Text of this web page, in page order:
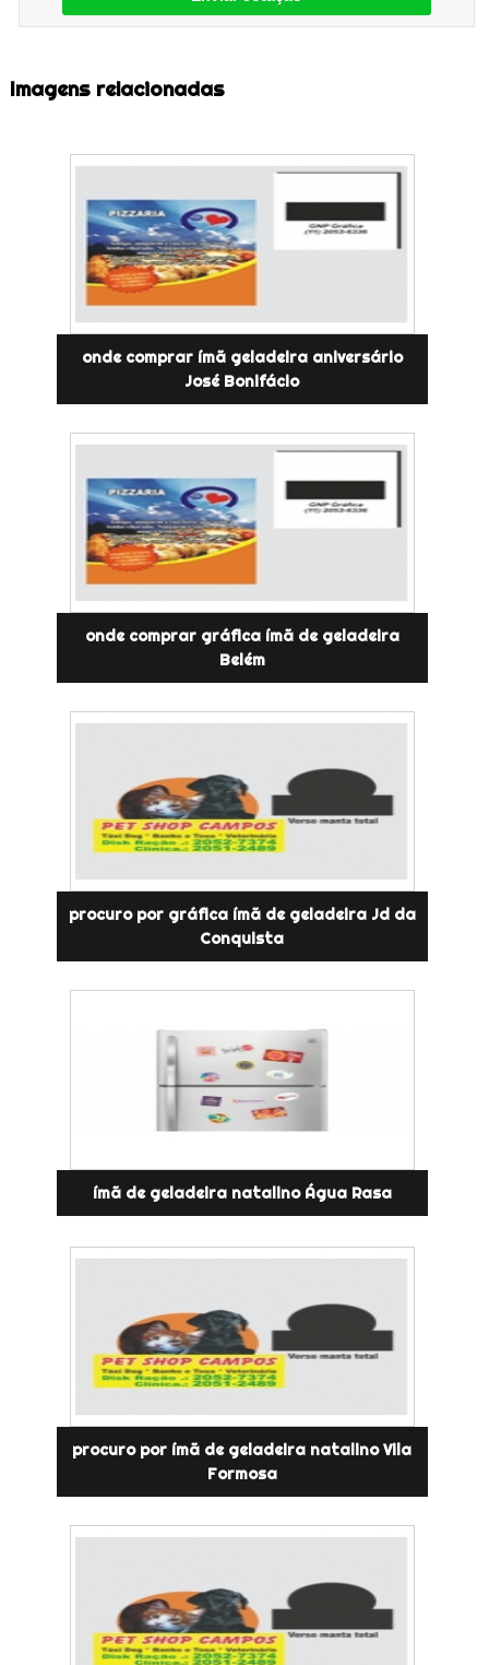
Imagens relacionadas
onde comprar ímã geladeira aniversário
José Bonifácio
onde comprar gráfica ímã de geladeira
Belém
procuro por gráfica ímã de geladeira Jd da
Conquista
ímã de geladeira natalino Água Rasa
procuro por ímã de geladeira natalino Vila
Formosa